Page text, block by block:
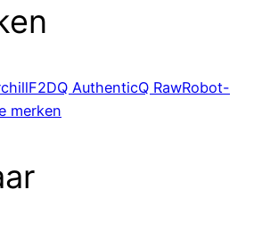
F2DQ AuthenticQ RawRobot-
merken